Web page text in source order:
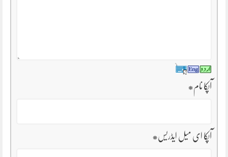
آپکا نام*
آپکا ای میل ایڈریس*